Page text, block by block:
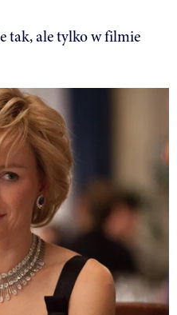
tak, ale tylko w filmie